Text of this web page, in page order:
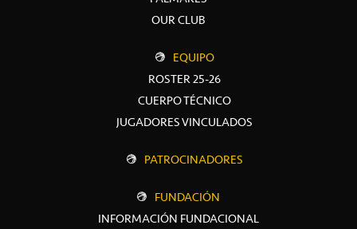
OUR CLUB
EQUIPO
ROSTER 25-26
CUERPO TÉCNICO
JUGADORES VINCULADOS
PATROCINADORES
FUNDACIÓN
INFORMACIÓN FUNDACIONAL